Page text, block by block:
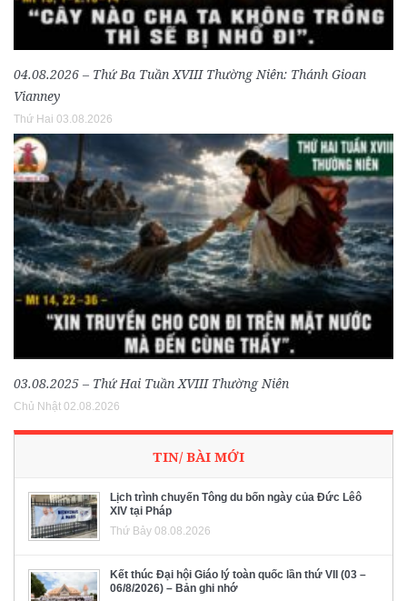
04.08.2026 – Thứ Ba Tuần XVIII Thường Niên: Thánh Gioan
Vianney
Thứ Hai 03.08.2026
03.08.2025 – Thứ Hai Tuần XVIII Thường Niên
Chủ Nhật 02.08.2026
TIN/ BÀI MỚI
Lịch trình chuyến Tông du bốn ngày của Đức Lêô
XIV tại Pháp
Thứ Bảy 08.08.2026
Kết thúc Đại hội Giáo lý toàn quốc lần thứ VII (03 –
06/8/2026) – Bản ghi nhớ